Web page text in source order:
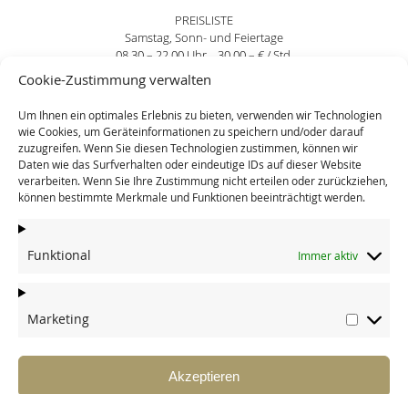
Cookie-Zustimmung verwalten
Um Ihnen ein optimales Erlebnis zu bieten, verwenden wir Technologien
wie Cookies, um Geräteinformationen zu speichern und/oder darauf
zuzugreifen. Wenn Sie diesen Technologien zustimmen, können wir
Daten wie das Surfverhalten oder eindeutige IDs auf dieser Website
verarbeiten. Wenn Sie Ihre Zustimmung nicht erteilen oder zurückziehen,
können bestimmte Merkmale und Funktionen beeinträchtigt werden.
Funktional Immer aktiv
Marketing
Akzeptieren
PREISLISTE
Samstag, Sonn- und Feiertage
08.30 – 22.00 Uhr 30,00 – € / Std.
Montag – Freitag
12.00 – 18.00 Uhr 28,00 – € / Std.
18.00 – 22.00 Uhr 30,00 – € / Std.
95030 Hof
Tel.: 09281 / 6050